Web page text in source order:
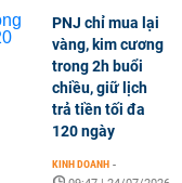
PNJ chỉ mua lại
vàng, kim cương
trong 2h buổi
chiều, giữ lịch
trả tiền tối đa
120 ngày
KINH DOANH -